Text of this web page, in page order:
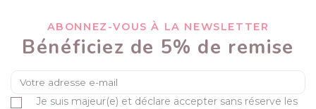
ABONNEZ-VOUS À LA NEWSLETTER
Bénéficiez de 5% de remise
Je suis majeur(e) et déclare accepter sans réserve les